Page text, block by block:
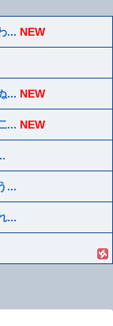
... NEW
... NEW
... NEW
...
...